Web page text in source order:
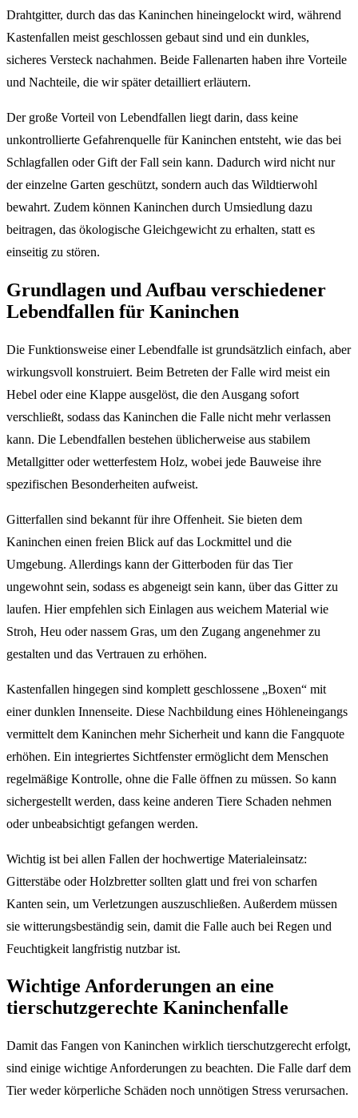
Drahtgitter, durch das das Kaninchen hineingelockt wird, während
Kastenfallen meist geschlossen gebaut sind und ein dunkles,
sicheres Versteck nachahmen. Beide Fallenarten haben ihre Vorteile
und Nachteile, die wir später detailliert erläutern.
Der große Vorteil von Lebendfallen liegt darin, dass keine
unkontrollierte Gefahrenquelle für Kaninchen entsteht, wie das bei
Schlagfallen oder Gift der Fall sein kann. Dadurch wird nicht nur
der einzelne Garten geschützt, sondern auch das Wildtierwohl
bewahrt. Zudem können Kaninchen durch Umsiedlung dazu
beitragen, das ökologische Gleichgewicht zu erhalten, statt es
einseitig zu stören.
Grundlagen und Aufbau verschiedener
Lebendfallen für Kaninchen
Die Funktionsweise einer Lebendfalle ist grundsätzlich einfach, aber
wirkungsvoll konstruiert. Beim Betreten der Falle wird meist ein
Hebel oder eine Klappe ausgelöst, die den Ausgang sofort
verschließt, sodass das Kaninchen die Falle nicht mehr verlassen
kann. Die Lebendfallen bestehen üblicherweise aus stabilem
Metallgitter oder wetterfestem Holz, wobei jede Bauweise ihre
spezifischen Besonderheiten aufweist.
Gitterfallen sind bekannt für ihre Offenheit. Sie bieten dem
Kaninchen einen freien Blick auf das Lockmittel und die
Umgebung. Allerdings kann der Gitterboden für das Tier
ungewohnt sein, sodass es abgeneigt sein kann, über das Gitter zu
laufen. Hier empfehlen sich Einlagen aus weichem Material wie
Stroh, Heu oder nassem Gras, um den Zugang angenehmer zu
gestalten und das Vertrauen zu erhöhen.
Kastenfallen hingegen sind komplett geschlossene „Boxen“ mit
einer dunklen Innenseite. Diese Nachbildung eines Höhleneingangs
vermittelt dem Kaninchen mehr Sicherheit und kann die Fangquote
erhöhen. Ein integriertes Sichtfenster ermöglicht dem Menschen
regelmäßige Kontrolle, ohne die Falle öffnen zu müssen. So kann
sichergestellt werden, dass keine anderen Tiere Schaden nehmen
oder unbeabsichtigt gefangen werden.
Wichtig ist bei allen Fallen der hochwertige Materialeinsatz:
Gitterstäbe oder Holzbretter sollten glatt und frei von scharfen
Kanten sein, um Verletzungen auszuschließen. Außerdem müssen
sie witterungsbeständig sein, damit die Falle auch bei Regen und
Feuchtigkeit langfristig nutzbar ist.
Wichtige Anforderungen an eine
tierschutzgerechte Kaninchenfalle
Damit das Fangen von Kaninchen wirklich tierschutzgerecht erfolgt,
sind einige wichtige Anforderungen zu beachten. Die Falle darf dem
Tier weder körperliche Schäden noch unnötigen Stress verursachen.